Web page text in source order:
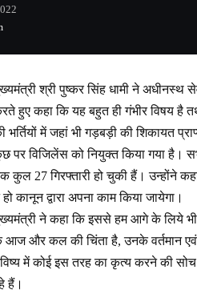
श्री पुष्कर सिंह धामी ने अधीनस्थ
हुए कहा कि यह बहुत ही गंभीर विषय है
भर्तियों में जहां भी गड़बड़ी की शिकायत
पर विजिलेंस को नियुक्त किया गया है।
कुल 27 गिरफ्तारी हो चुकी हैं। उन्होंने
कानून द्वारा अपना काम किया जायेगा।
ने कहा कि इससे हम आगे के लिये भी
आज और कल की चिंता है, उनके वर्तमान एवं
में कोई इस तरह का कृत्य करने की
हैं।